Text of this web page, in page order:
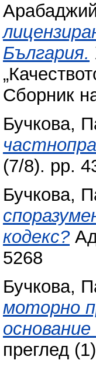
България.
Сборник
Бучкова,
(7/8). pp.
Бучкова,
кодекс?
5268
Бучкова,
моторно
преглед